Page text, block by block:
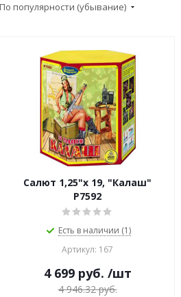
По популярности (убывание)
Салют 1,25"х 19, "Калаш"
Р7592
Есть в наличии (1)
Артикул: 167
4 699руб. /шт
4 946.32руб.